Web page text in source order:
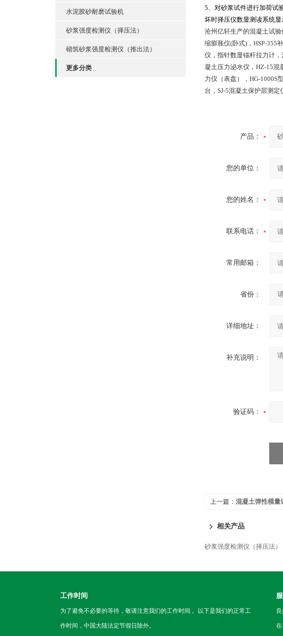
水泥胶砂耐磨试验机
砂浆强度检测仪（择压法）
砌筑砂浆强度检测仪（推出法）
更多分类
5、对砂浆试件进行加荷试
坏时择压仪数显测读系统
沧州亿轩生产的混凝土试验
缩膨胀仪(卧式)，HSP-355
仪，指针数显锚杆拉力计
凝土压力泌水仪，HZ-15混
力仪（表盘），HG-1000S
台，SJ-5混凝土保护层测定
产品：
您的单位：
您的姓名：
联系电话：
常用邮箱：
省份：
详细地址：
补充说明：
验证码：
上一篇： 混凝土弹性模量
相关产品
砂浆强度检测仪（择压法）
工作时间
为了避免不必要的等待，敬请注意我们的工作时间 。以下是我们的正常工
作时间，中国大陆法定节假日除外。